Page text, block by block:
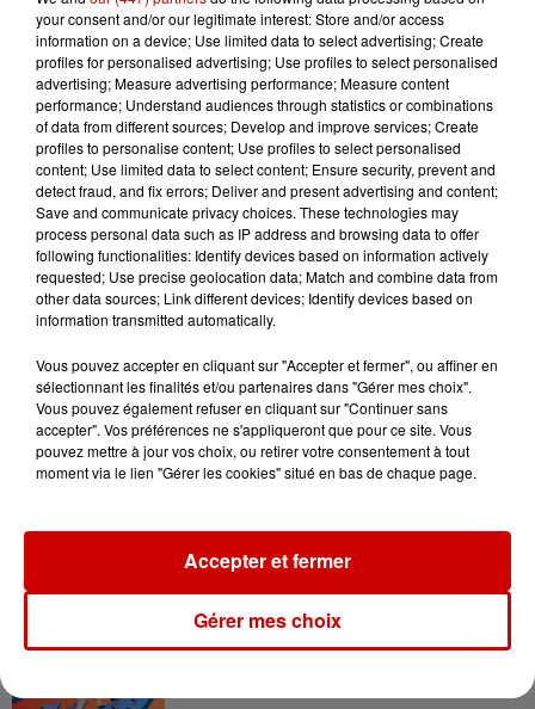
Gagnez vos places pour le
Festival du Roi Arthur 2026 !
Gagnez vos entrées pour le
Musée du Sport Automobile au
Mans !
votre séjour en famille au cœur
de la...
Kelly Massol, figure
emblématique de
your consent and/or our legitimate interest: Store and/or access
information on a device; Use limited data to select advertising; Create
profiles for personalised advertising; Use profiles to select personalised
advertising; Measure advertising performance; Measure content
performance; Understand audiences through statistics or combinations
of data from different sources; Develop and improve services; Create
profiles to personalise content; Use profiles to select personalised
content; Use limited data to select content; Ensure security, prevent and
detect fraud, and fix errors; Deliver and present advertising and content;
Save and communicate privacy choices. These technologies may
process personal data such as IP address and browsing data to offer
following functionalities: Identify devices based on information actively
requested; Use precise geolocation data; Match and combine data from
other data sources; Link different devices; Identify devices based on
information transmitted automatically.
Vous pouvez accepter en cliquant sur "Accepter et fermer", ou affiner en
sélectionnant les finalités et/ou partenaires dans "Gérer mes choix".
Vous pouvez également refuser en cliquant sur "Continuer sans
accepter". Vos préférences ne s'appliqueront que pour ce site. Vous
pouvez mettre à jour vos choix, ou retirer votre consentement à tout
moment via le lien "Gérer les cookies" situé en bas de chaque page.
Gérer mes choix
Accepter et fermer